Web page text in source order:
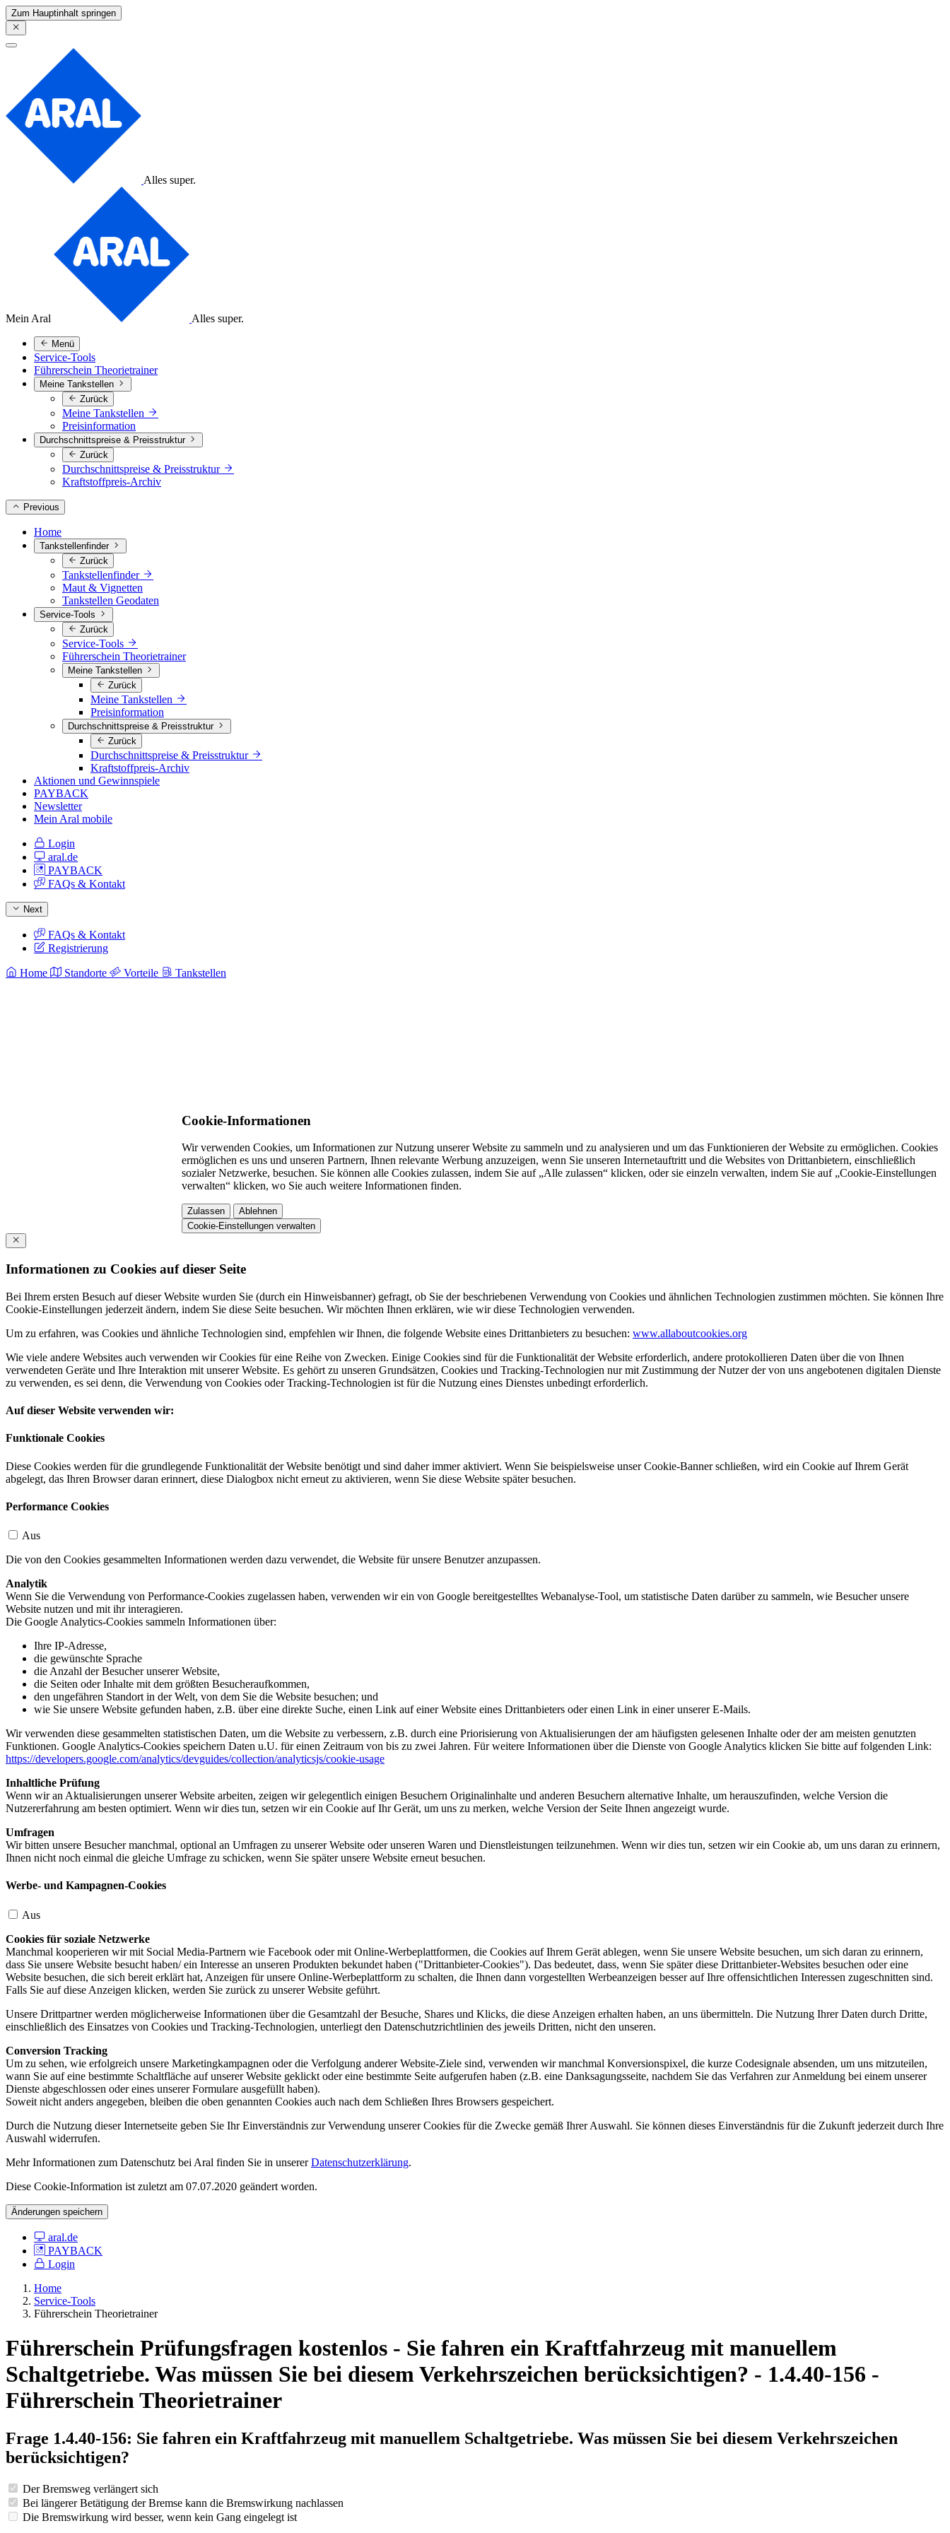
Zum Hauptinhalt springen
Alles super.
Mein Aral Alles super.
Menü
Service-Tools
Führerschein Theorietrainer
Meine Tankstellen
Zurück
Meine Tankstellen
Preisinformation
Durchschnittspreise & Preisstruktur
Zurück
Durchschnittspreise & Preisstruktur
Kraftstoffpreis-Archiv
Previous
Home
Tankstellenfinder
Zurück
Tankstellenfinder
Maut & Vignetten
Tankstellen Geodaten
Service-Tools
Zurück
Service-Tools
Führerschein Theorietrainer
Meine Tankstellen
Zurück
Meine Tankstellen
Preisinformation
Durchschnittspreise & Preisstruktur
Zurück
Durchschnittspreise & Preisstruktur
Kraftstoffpreis-Archiv
Aktionen und Gewinnspiele
PAYBACK
Newsletter
Mein Aral mobile
Login
aral.de
PAYBACK
FAQs & Kontakt
Next
FAQs & Kontakt
Registrierung
Home Standorte Vorteile Tankstellen
Cookie-Informationen
Wir verwenden Cookies, um Informationen zur Nutzung unserer Website zu sammeln und zu analysieren und um das Funktionieren der Website zu ermöglichen. Cookies
ermöglichen es uns und unseren Partnern, Ihnen relevante Werbung anzuzeigen, wenn Sie unseren Internetauftritt und die Websites von Drittanbietern, einschließlich
sozialer Netzwerke, besuchen. Sie können alle Cookies zulassen, indem Sie auf „Alle zulassen“ klicken, oder sie einzeln verwalten, indem Sie auf „Cookie-Einstellungen
verwalten“ klicken, wo Sie auch weitere Informationen finden.
Zulassen
Ablehnen
Cookie-Einstellungen verwalten
Informationen zu Cookies auf dieser Seite
Bei Ihrem ersten Besuch auf dieser Website wurden Sie (durch ein Hinweisbanner) gefragt, ob Sie der beschriebenen Verwendung von Cookies und ähnlichen Technologien zustimmen möchten. Sie können Ihre
Cookie-Einstellungen jederzeit ändern, indem Sie diese Seite besuchen. Wir möchten Ihnen erklären, wie wir diese Technologien verwenden.
Um zu erfahren, was Cookies und ähnliche Technologien sind, empfehlen wir Ihnen, die folgende Website eines Drittanbieters zu besuchen: www.allaboutcookies.org
Wie viele andere Websites auch verwenden wir Cookies für eine Reihe von Zwecken. Einige Cookies sind für die Funktionalität der Website erforderlich, andere protokollieren Daten über die von Ihnen
verwendeten Geräte und Ihre Interaktion mit unserer Website. Es gehört zu unseren Grundsätzen, Cookies und Tracking-Technologien nur mit Zustimmung der Nutzer der von uns angebotenen digitalen Dienste
zu verwenden, es sei denn, die Verwendung von Cookies oder Tracking-Technologien ist für die Nutzung eines Dienstes unbedingt erforderlich.
Auf dieser Website verwenden wir:
Funktionale Cookies
Diese Cookies werden für die grundlegende Funktionalität der Website benötigt und sind daher immer aktiviert. Wenn Sie beispielsweise unser Cookie-Banner schließen, wird ein Cookie auf Ihrem Gerät
abgelegt, das Ihren Browser daran erinnert, diese Dialogbox nicht erneut zu aktivieren, wenn Sie diese Website später besuchen.
Performance Cookies
Aus
Die von den Cookies gesammelten Informationen werden dazu verwendet, die Website für unsere Benutzer anzupassen.
Analytik
Wenn Sie die Verwendung von Performance-Cookies zugelassen haben, verwenden wir ein von Google bereitgestelltes Webanalyse-Tool, um statistische Daten darüber zu sammeln, wie Besucher unsere
Website nutzen und mit ihr interagieren.
Die Google Analytics-Cookies sammeln Informationen über:
Ihre IP-Adresse,
die gewünschte Sprache
die Anzahl der Besucher unserer Website,
die Seiten oder Inhalte mit dem größten Besucheraufkommen,
den ungefähren Standort in der Welt, von dem Sie die Website besuchen; und
wie Sie unsere Website gefunden haben, z.B. über eine direkte Suche, einen Link auf einer Website eines Drittanbieters oder einen Link in einer unserer E-Mails.
Wir verwenden diese gesammelten statistischen Daten, um die Website zu verbessern, z.B. durch eine Priorisierung von Aktualisierungen der am häufigsten gelesenen Inhalte oder der am meisten genutzten
Funktionen. Google Analytics-Cookies speichern Daten u.U. für einen Zeitraum von bis zu zwei Jahren. Für weitere Informationen über die Dienste von Google Analytics klicken Sie bitte auf folgenden Link:
https://developers.google.com/analytics/devguides/collection/analyticsjs/cookie-usage
Inhaltliche Prüfung
Wenn wir an Aktualisierungen unserer Website arbeiten, zeigen wir gelegentlich einigen Besuchern Originalinhalte und anderen Besuchern alternative Inhalte, um herauszufinden, welche Version die
Nutzererfahrung am besten optimiert. Wenn wir dies tun, setzen wir ein Cookie auf Ihr Gerät, um uns zu merken, welche Version der Seite Ihnen angezeigt wurde.
Umfragen
Wir bitten unsere Besucher manchmal, optional an Umfragen zu unserer Website oder unseren Waren und Dienstleistungen teilzunehmen. Wenn wir dies tun, setzen wir ein Cookie ab, um uns daran zu erinnern,
Ihnen nicht noch einmal die gleiche Umfrage zu schicken, wenn Sie später unsere Website erneut besuchen.
Werbe- und Kampagnen-Cookies
Aus
Cookies für soziale Netzwerke
Manchmal kooperieren wir mit Social Media-Partnern wie Facebook oder mit Online-Werbeplattformen, die Cookies auf Ihrem Gerät ablegen, wenn Sie unsere Website besuchen, um sich daran zu erinnern,
dass Sie unsere Website besucht haben/ ein Interesse an unseren Produkten bekundet haben ("Drittanbieter-Cookies"). Das bedeutet, dass, wenn Sie später diese Drittanbieter-Websites besuchen oder eine
Website besuchen, die sich bereit erklärt hat, Anzeigen für unsere Online-Werbeplattform zu schalten, die Ihnen dann vorgestellten Werbeanzeigen besser auf Ihre offensichtlichen Interessen zugeschnitten sind.
Falls Sie auf diese Anzeigen klicken, werden Sie zurück zu unserer Website geführt.
Unsere Drittpartner werden möglicherweise Informationen über die Gesamtzahl der Besuche, Shares und Klicks, die diese Anzeigen erhalten haben, an uns übermitteln. Die Nutzung Ihrer Daten durch Dritte,
einschließlich des Einsatzes von Cookies und Tracking-Technologien, unterliegt den Datenschutzrichtlinien des jeweils Dritten, nicht den unseren.
Conversion Tracking
Um zu sehen, wie erfolgreich unsere Marketingkampagnen oder die Verfolgung anderer Website-Ziele sind, verwenden wir manchmal Konversionspixel, die kurze Codesignale absenden, um uns mitzuteilen,
wann Sie auf eine bestimmte Schaltfläche auf unserer Website geklickt oder eine bestimmte Seite aufgerufen haben (z.B. eine Danksagungsseite, nachdem Sie das Verfahren zur Anmeldung bei einem unserer
Dienste abgeschlossen oder eines unserer Formulare ausgefüllt haben).
Soweit nicht anders angegeben, bleiben die oben genannten Cookies auch nach dem Schließen Ihres Browsers gespeichert.
Durch die Nutzung dieser Internetseite geben Sie Ihr Einverständnis zur Verwendung unserer Cookies für die Zwecke gemäß Ihrer Auswahl. Sie können dieses Einverständnis für die Zukunft jederzeit durch Ihre
Auswahl widerrufen.
Mehr Informationen zum Datenschutz bei Aral finden Sie in unsererDatenschutzerklärung.
Diese Cookie-Information ist zuletzt am 07.07.2020 geändert worden.
Änderungen speichern
aral.de
PAYBACK
Login
Home
Service-Tools
Führerschein Theorietrainer
Führerschein Prüfungsfragen kostenlos - Sie fahren ein Kraftfahrzeug mit manuellem
Schaltgetriebe. Was müssen Sie bei diesem Verkehrszeichen berücksichtigen? - 1.4.40-156 -
Führerschein Theorietrainer
Frage 1.4.40-156: Sie fahren ein Kraftfahrzeug mit manuellem Schaltgetriebe. Was müssen Sie bei diesem Verkehrszeichen
berücksichtigen?
Der Bremsweg verlängert sich
Bei längerer Betätigung der Bremse kann die Bremswirkung nachlassen
Die Bremswirkung wird besser, wenn kein Gang eingelegt ist